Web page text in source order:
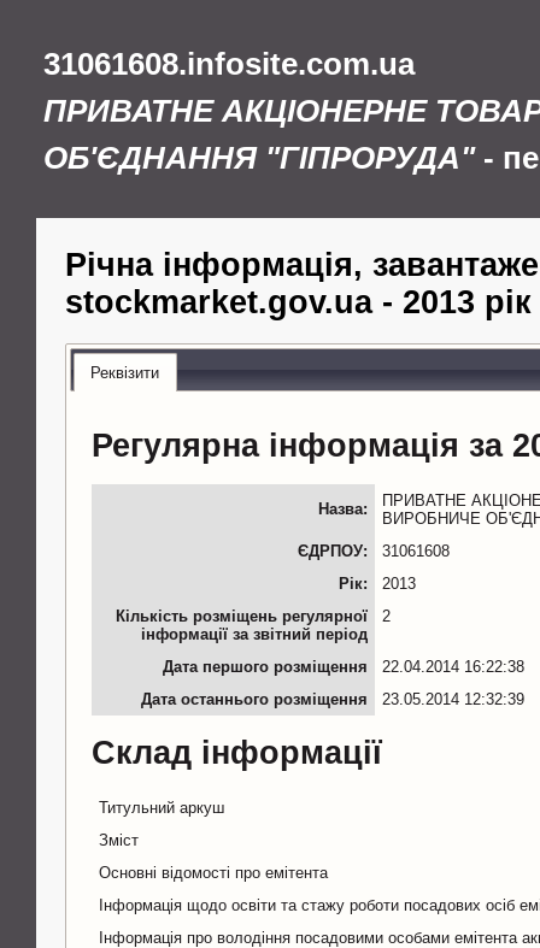
31061608.infosite.com.ua
ПРИВАТНЕ АКЦІОНЕРНЕ
ОБ'ЄДНАННЯ "ГІПРОРУДА"-
Річна інформація,
stockmarket.gov.ua - 2013 рік
Реквізити
Регулярна інформація за
Назва:
ПРИВАТНЕ
ВИРОБНИЧЕ
ЄДРПОУ:
31061608
Рік:
2013
Кількість розміщень регулярної
інформації за звітний період
2
Дата першого розміщення
22.04.2014 16:22:38
Дата останнього розміщення
23.05.2014 12:32:39
Склад інформації
Титульний аркуш
Зміст
Основні відомості про емітента
Інформація щодо освіти та стажу роботи посадових осіб
Інформація про володіння посадовими особами емітента